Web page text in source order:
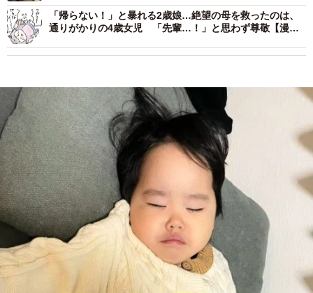
「帰らない！」と暴れる2歳娘…絶望の母を救ったのは、
通りがかりの4歳女児 「先輩…！」と思わず尊敬【漫